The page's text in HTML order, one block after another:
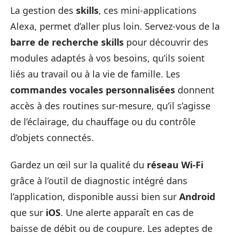
La gestion des skills, ces mini-applications
Alexa, permet d’aller plus loin. Servez-vous de la
barre de recherche skills pour découvrir des
modules adaptés à vos besoins, qu’ils soient
liés au travail ou à la vie de famille. Les
commandes vocales personnalisées donnent
accès à des routines sur-mesure, qu’il s’agisse
de l’éclairage, du chauffage ou du contrôle
d’objets connectés.
Gardez un œil sur la qualité du réseau Wi-Fi
grâce à l’outil de diagnostic intégré dans
l’application, disponible aussi bien sur Android
que sur iOS. Une alerte apparaît en cas de
baisse de débit ou de coupure. Les adeptes de